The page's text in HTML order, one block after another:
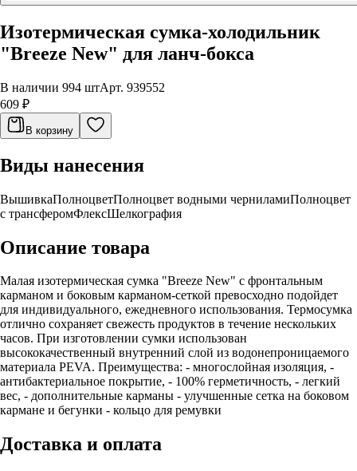
Изотермическая сумка-холодильник
"Breeze New" для ланч-бокса
В наличии 994 штАрт. 939552
609 ₽
В корзину
Виды нанесения
ВышивкаПолноцветПолноцвет водными черниламиПолноцвет
с трансферомФлексШелкография
Описание товара
Малая изотермическая сумка "Breeze New" с фронтальным
карманом и боковым карманом-сеткой превосходно подойдет
для индивидуального, ежедневного использования. Термосумка
отлично сохраняет свежесть продуктов в течение нескольких
часов. При изготовлении сумки использован
высококачественный внутренний слой из водонепроницаемого
материала PEVA. Преимущества: - многослойная изоляция, -
антибактериальное покрытие, - 100% герметичность, - легкий
вес, - дополнительные карманы - улучшенные сетка на боковом
кармане и бегунки - кольцо для ремувки
Доставка и оплата